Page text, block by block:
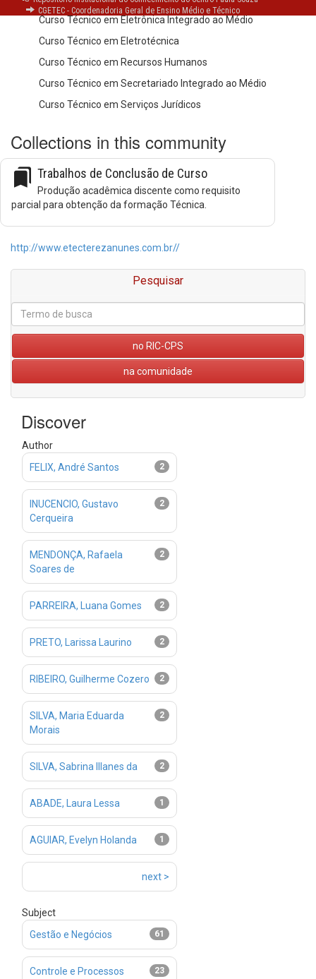
CGETEC - Coordenadoria Geral de Ensino Médio e Técnico
Curso Técnico em Eletrônica Integrado ao Médio
Curso Técnico em Eletrotécnica
Curso Técnico em Recursos Humanos
Curso Técnico em Secretariado Integrado ao Médio
Curso Técnico em Serviços Jurídicos
Collections in this community
bookmarks Trabalhos de Conclusão de Curso
Produção acadêmica discente como requisito
parcial para obtenção da formação Técnica.
http://www.etecterezanunes.com.br//
Pesquisar
no RIC-CPS
na comunidade
Discover
Author
2
FELIX, André Santos
2
INUCENCIO, Gustavo
Cerqueira
2
MENDONÇA, Rafaela
Soares de
2
PARREIRA, Luana Gomes
2
PRETO, Larissa Laurino
2
RIBEIRO, Guilherme Cozero
2
SILVA, Maria Eduarda
Morais
2
SILVA, Sabrina Illanes da
1
ABADE, Laura Lessa
1
AGUIAR, Evelyn Holanda
next >
Subject
61
Gestão e Negócios
23
Controle e Processos